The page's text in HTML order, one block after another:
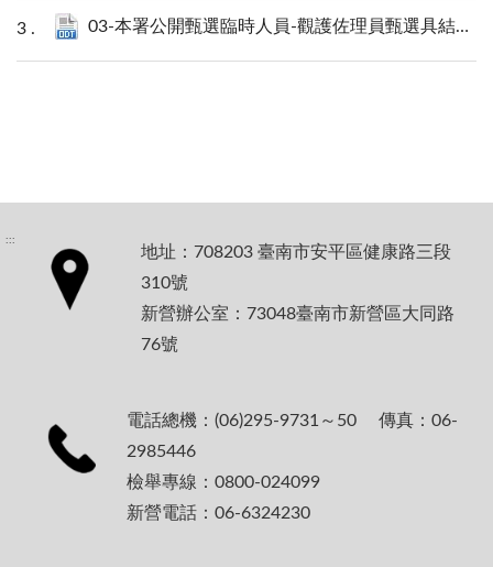
03-本署公開甄選臨時人員-觀護佐理員甄選具結書.odt
:::
地址：708203 臺南市安平區健康路三段
310號
新營辦公室：73048臺南市新營區大同路
76號
電話總機：(06)295-9731～50 傳真：06-
2985446
檢舉專線：0800-024099
新營電話：06-6324230